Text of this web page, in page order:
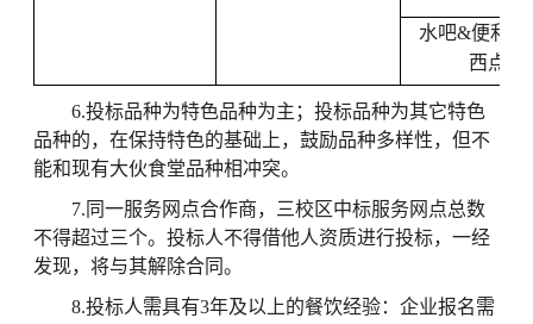
水吧&便利
西点店
6.投标品种为特色品种为主；投标品种为其它特色
品种的，在保持特色的基础上，鼓励品种多样性，但不
能和现有大伙食堂品种相冲突。
7.同一服务网点合作商，三校区中标服务网点总数
不得超过三个。投标人不得借他人资质进行投标，一经
发现，将与其解除合同。
8.投标人需具有3年及以上的餐饮经验：企业报名需